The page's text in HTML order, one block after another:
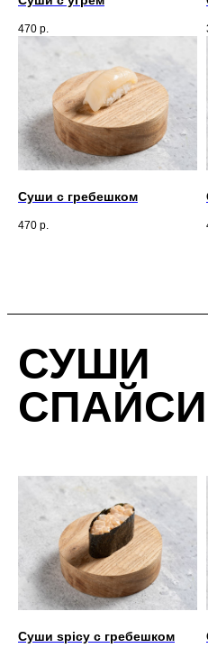
470 р.
Суши с гребешком
470 р.
СУШИ
СПАЙСИ
Суши spicy c гребешком